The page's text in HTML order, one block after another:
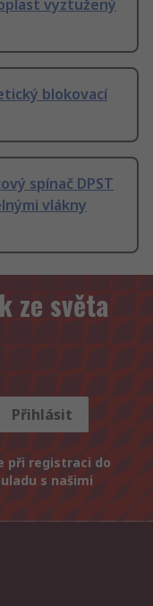
vyztužený
blokovací
spínač DPST
vlákny
ze světa
Přihlásit
při registraci do
s našimi